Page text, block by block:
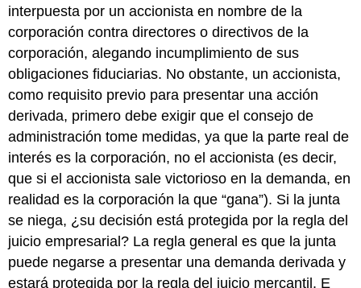
interpuesta por un accionista en nombre de la
corporación contra directores o directivos de la
corporación, alegando incumplimiento de sus
obligaciones fiduciarias. No obstante, un accionista,
como requisito previo para presentar una acción
derivada, primero debe exigir que el consejo de
administración tome medidas, ya que la parte real de
interés es la corporación, no el accionista (es decir,
que si el accionista sale victorioso en la demanda, en
realidad es la corporación la que “gana”). Si la junta
se niega, ¿su decisión está protegida por la regla del
juicio empresarial? La regla general es que la junta
puede negarse a presentar una demanda derivada y
estará protegida por la regla del juicio mercantil. E